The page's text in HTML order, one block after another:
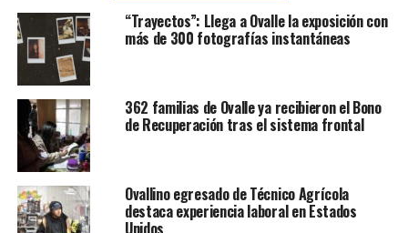
“Trayectos”: Llega a Ovalle la exposición con
más de 300 fotografías instantáneas
362 familias de Ovalle ya recibieron el Bono
de Recuperación tras el sistema frontal
Ovallino egresado de Técnico Agrícola
destaca experiencia laboral en Estados
Unidos